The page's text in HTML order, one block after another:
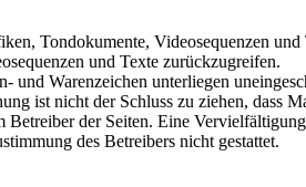
Tondokumente, Videosequenzen
und Texte zurückzugreifen.
Warenzeichen unterliegen
ist nicht der Schluss zu ziehen, dass
der Seiten. Eine
des Betreibers nicht gestattet.